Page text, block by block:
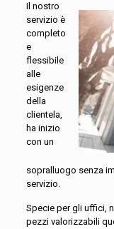
Il nostro
servizio è
completo
e
flessibile
alle
esigenze
della
clientela,
ha inizio
con un
sopralluogo senza
servizio.
Specie per gli uffici,
pezzi valorizzabili